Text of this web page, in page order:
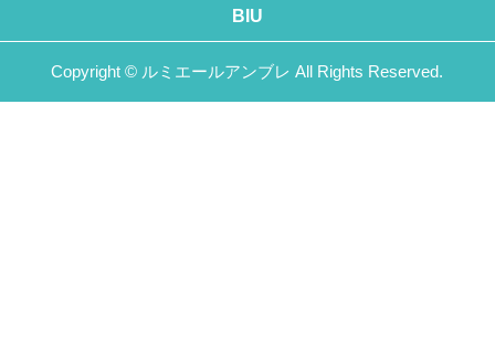
BIU
Copyright © ルミエールアンブレ All Rights Reserved.